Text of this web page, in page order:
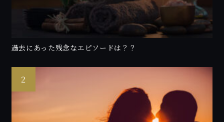
過去にあった残念なエピソードは？？